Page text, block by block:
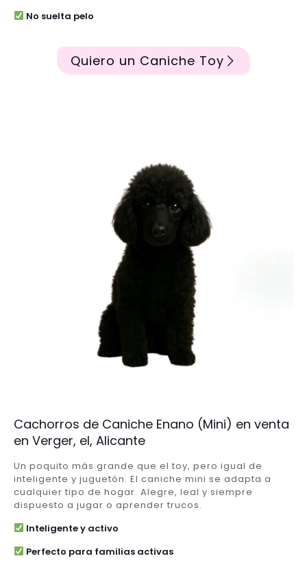
No suelta pelo
Quiero un Caniche Toy
Cachorros de Caniche Enano (Mini) en venta
en Verger, el, Alicante
Un poquito más grande que el toy, pero igual de
inteligente y juguetón. El caniche mini se adapta a
cualquier tipo de hogar. Alegre, leal y siempre
dispuesto a jugar o aprender trucos.
Inteligente y activo
Perfecto para familias activas